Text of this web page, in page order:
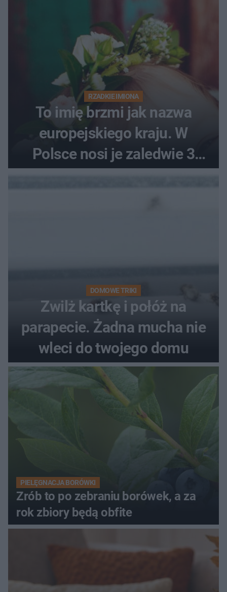
RZADKIE IMIONA
To imię brzmi jak nazwa
europejskiego kraju. W
Polsce nosi je zaledwie 3
kobiety
DOMOWE TRIKI
Zwilż kartkę i połóż na
parapecie. Żadna mucha nie
wleci do twojego domu
PIELĘGNACJA BORÓWKI
Zrób to po zebraniu borówek, a za
rok zbiory będą obfite